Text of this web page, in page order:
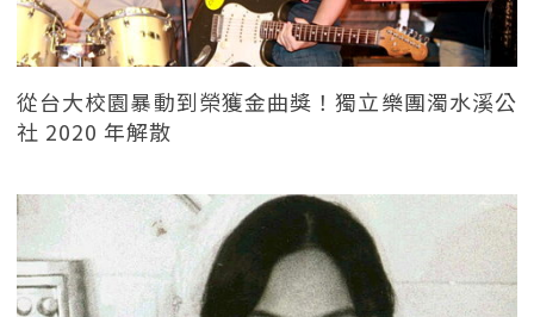
從台大校園暴動到榮獲金曲獎！獨立樂團濁水溪公
社 2020 年解散